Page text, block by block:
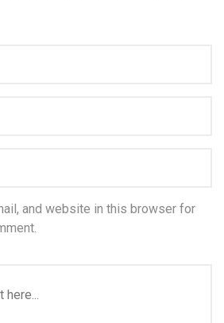
and website in this browser for